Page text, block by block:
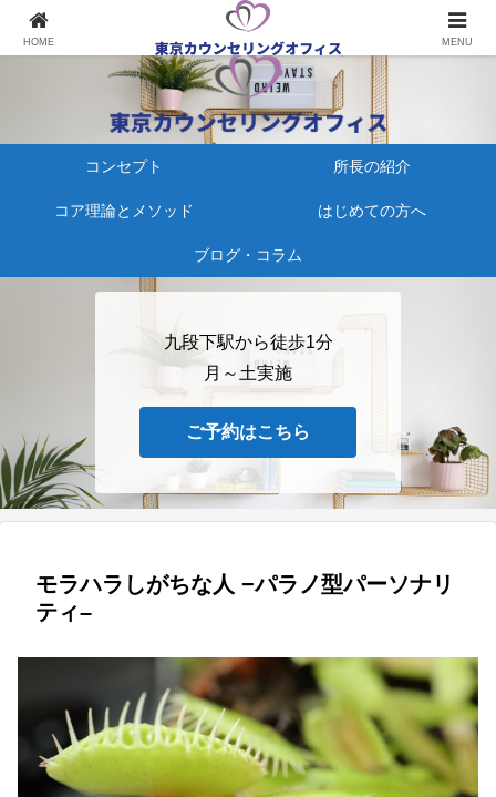
心療内科にかかる、その前に
コンセプト 所長の紹介
コア理論とメソッド はじめての方へ
ブログ・コラム
九段下駅から徒歩1分
月～土実施
ご予約はこちら
モラハラしがちな人 −パラノ型パーソナリ
ティ–
HOME MENU